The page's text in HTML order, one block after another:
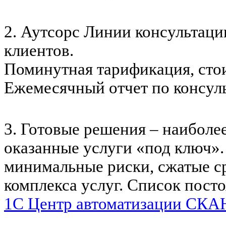
2. Аутсорс Линии
клиентов.
Поминутная тарификация,
Ежемесячный отчет по
3. Готовые решения –
оказанные услуги «под
минимальные риски, сжатые
комплекса услуг. Список
1C Центр автоматизации